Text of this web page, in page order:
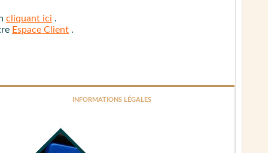
cliquant ici .
Espace Client .
INFORMATIONS LÉGALES